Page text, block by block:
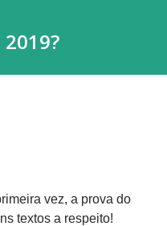
vez, a prova do
textos a respeito!